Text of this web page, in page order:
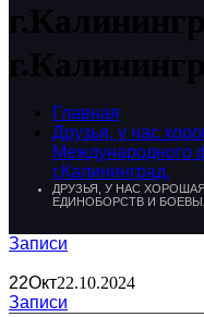
Главная
Друзья, у нас
Международного
г.Калининград.
ДРУЗЬЯ, У НАС
ЕДИНОБОРСТВ И
Записи
22Окт22.10.2024
Записи